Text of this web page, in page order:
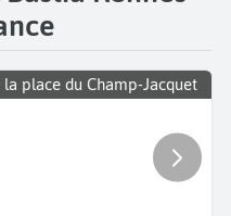
place du Champ-Jacquet